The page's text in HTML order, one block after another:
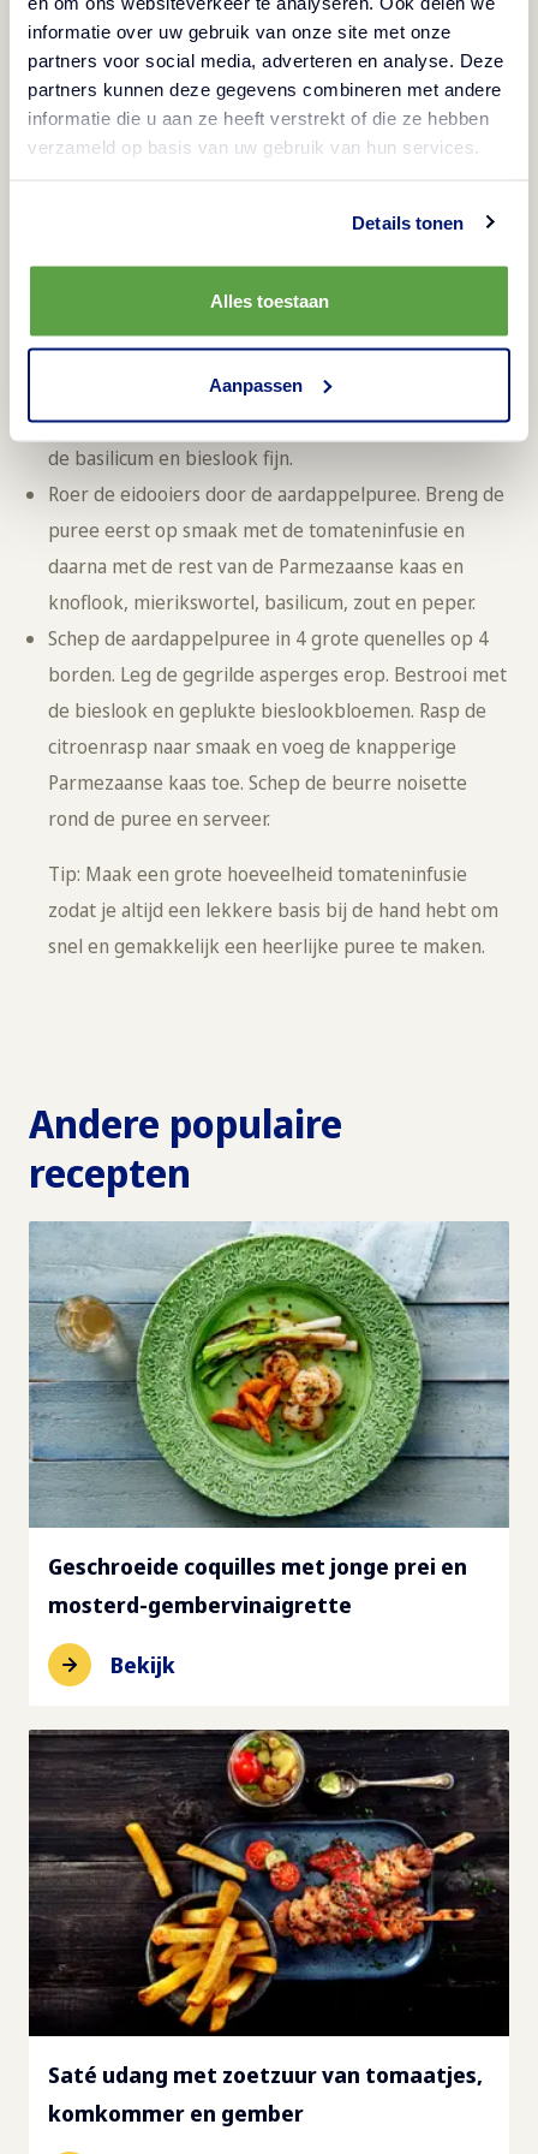
informatie over uw gebruik van onze site met onze
partners voor social media, adverteren en analyse. Deze
partners kunnen deze gegevens combineren met andere
informatie die u aan ze heeft verstrekt of die ze hebben
verzameld op basis van uw gebruik van hun services.
Details tonen
Alles toestaan
Aanpassen
water in een steelpan. Verwarm de tomaat ongeveer
5 minuten tot er een dikke puree ontstaat. Zet het
vuur laag en breng op smaak met 2 eetlepels
olijfolie, zout en peper.
Strooi een bergje van 4 eetlepels
Parmezaanse kaas op de BBQ of in een droge
koekenpan. Laat de kaas smelten en bakken tot een
krokant koekje. Laat de krokante kaas afkoelen. Hak
de basilicum en bieslook fijn.
Roer de eidooiers door de aardappelpuree. Breng de
puree eerst op smaak met de tomateninfusie en
daarna met de rest van de Parmezaanse kaas en
knoflook, mierikswortel, basilicum, zout en peper.
Schep de aardappelpuree in 4 grote quenelles op 4
borden. Leg de gegrilde asperges erop. Bestrooi met
de bieslook en geplukte bieslookbloemen. Rasp de
citroenrasp naar smaak en voeg de knapperige
Parmezaanse kaas toe. Schep de beurre noisette
rond de puree en serveer.
Tip: Maak een grote hoeveelheid tomateninfusie
zodat je altijd een lekkere basis bij de hand hebt om
snel en gemakkelijk een heerlijke puree te maken.
Andere populaire
recepten
Geschroeide coquilles met jonge prei en
mosterd-gembervinaigrette
Bekijk
Saté udang met zoetzuur van tomaatjes,
komkommer en gember